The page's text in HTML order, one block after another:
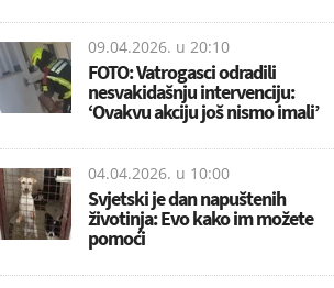
09.04.2026. u 20:10
FOTO: Vatrogasci odradili
nesvakidašnju intervenciju:
‘Ovakvu akciju još nismo imali’
04.04.2026. u 10:00
Svjetski je dan napuštenih
životinja: Evo kako im možete
pomoći